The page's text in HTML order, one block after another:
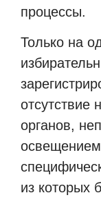
процессы.
Только на
отсутствие
органов,
из которых